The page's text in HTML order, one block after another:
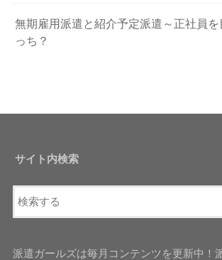
無期雇用派遣と紹介予定派遣～正社員
っち？
サイト内検索
派遣ガールズは毎月コンテンツを更新中！